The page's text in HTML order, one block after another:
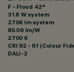
F - Flood 42°
31.8 W system
2706 lm system
85.09 lm/W
2700 K
CRI 92 - Rf (Colour
DALI-2